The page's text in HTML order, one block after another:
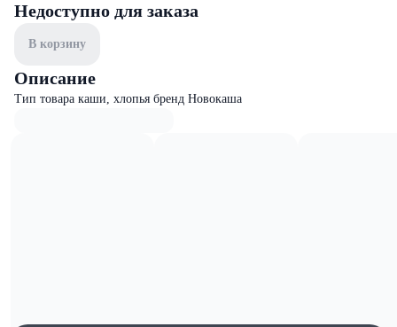
Недоступно для заказа
В корзину
Описание
Тип товара каши, хлопья бренд Новокаша